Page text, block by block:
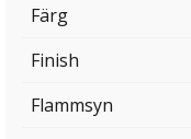
Färg
Finish
Flammsyn